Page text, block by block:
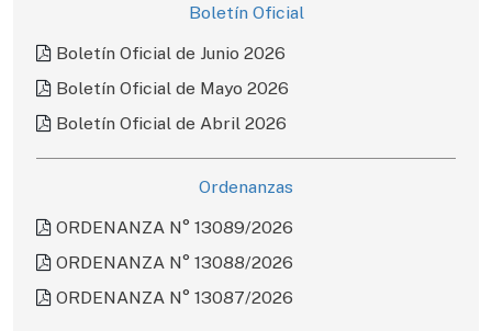
Boletín Oficial
Boletín Oficial de Junio 2026
Boletín Oficial de Mayo 2026
Boletín Oficial de Abril 2026
Ordenanzas
ORDENANZA N° 13089/2026
ORDENANZA N° 13088/2026
ORDENANZA N° 13087/2026